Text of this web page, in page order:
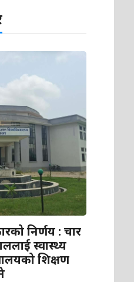
निर्णय : चार
स्वास्थ्य
शिक्षण